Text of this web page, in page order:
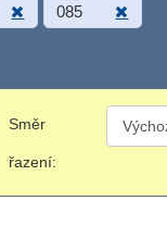
085
Směr
řazení: